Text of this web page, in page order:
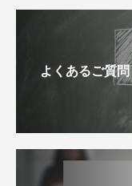
よくあるご質問